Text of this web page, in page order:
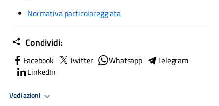
Normativa particolareggiata
Condividi:
Facebook Twitter Whatsapp
Telegram
LinkedIn
Vedi azioni